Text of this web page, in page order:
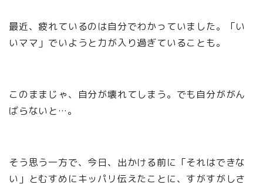
最近、疲れているのは自分でわかっていました。「い
いママ」でいようと力が入り過ぎていることも。
このままじゃ、自分が壊れてしまう。でも自分ががん
ばらないと…。
そう思う一方で、今日、出かける前に「それはできな
い」とむすめにキッパリ伝えたことに、すがすがしさ